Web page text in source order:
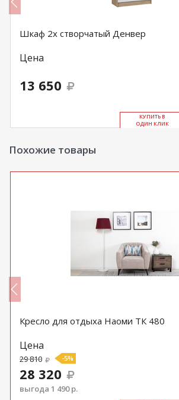
Шкаф 2х створчатый Денвер
Цена
13 650
КУ­ПИТЬ В
ОДИН КЛИК
Похожие товары
Кресло для отдыха Наоми ТК 480
Цена
29 810 -5%
28 320
выгода 1 490 р.